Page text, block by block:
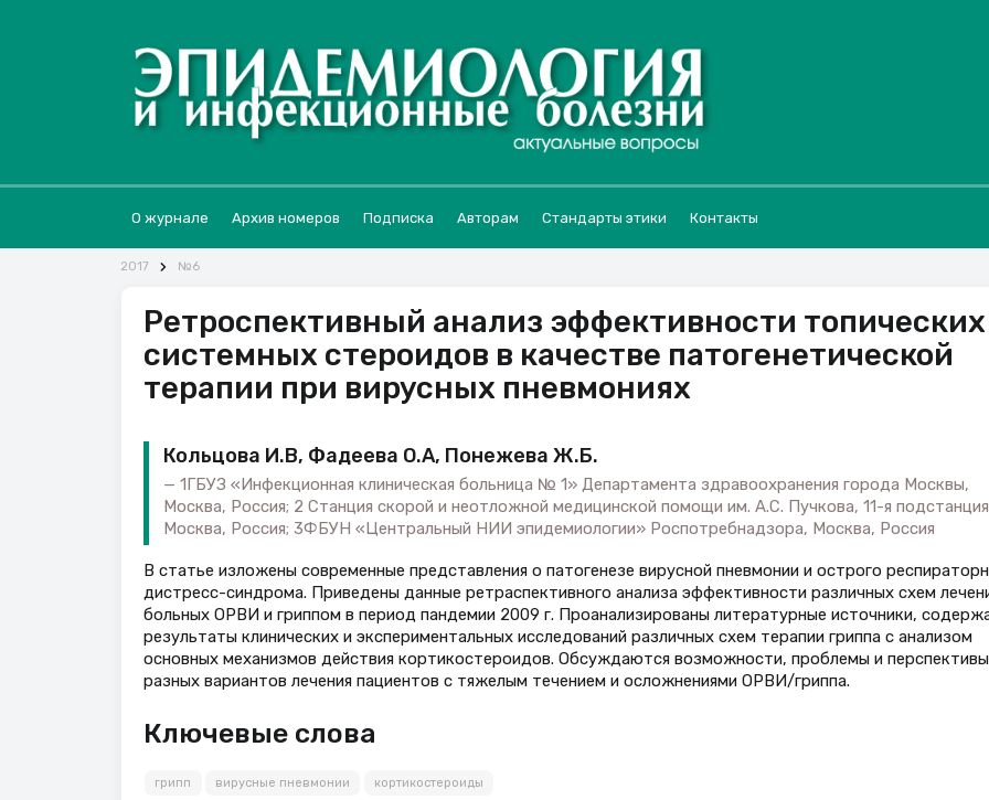
О журнале Архив номеров Подписка Авторам Стандарты этики Контакты
2017 №6
Ретроспективный анализ эффективности
системных стероидов в качестве патогенетической
терапии при вирусных пневмониях
Кольцова И.В, Фадеева О.А, Понежева Ж.Б.
1ГБУЗ «Инфекционная клиническая больница № 1» Департамента здравоохранения города Москвы,
Москва, Россия; 2 Станция скорой и неотложной медицинской помощи им. А.С. Пучкова, 11-я
Москва, Россия; 3ФБУН «Центральный НИИ эпидемиологии» Роспотребнадзора, Москва, Россия
В статье изложены современные представления о патогенезе вирусной пневмонии и острого
дистресс-синдрома. Приведены данные ретраспективного анализа эффективности различных схем
больных ОРВИ и гриппом в период пандемии 2009 г. Проанализированы литературные источники,
результаты клинических и экспериментальных исследований различных схем терапии гриппа с анализом
основных механизмов действия кортикостероидов. Обсуждаются возможности, проблемы и перспективы
разных вариантов лечения пациентов с тяжелым течением и осложнениями ОРВИ/гриппа.
Ключевые слова
грипп вирусные пневмонии кортикостероиды